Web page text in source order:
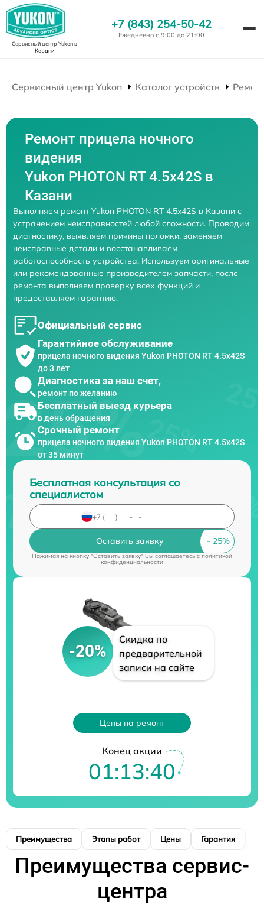
Сервисный центр Yukonв
Казани
+7 (843) 254-50-42
Ежедневно с 9:00 до 21:00
Сервисный центр Yukon Каталог устройств
Ремонт прицела ночного
видения
Yukon PHOTON RT 4.5x42S в
Казани
Выполняем ремонт Yukon PHOTON RT 4.5x42S в Казани с
устранением неисправностей любой сложности. Проводим
диагностику, выявляем причины поломки, заменяем
неисправные детали и восстанавливаем
работоспособность устройства. Используем оригинальные
или рекомендованные производителем запчасти, после
ремонта выполняем проверку всех функций и
предоставляем гарантию.
Официальный сервис
Гарантийное обслуживание
прицела ночного видения Yukon PHOTON RT 4.5x42S
до 3 лет
Диагностика за наш счет,
ремонт по желанию
Бесплатный выезд курьера
в день обращения
Срочный ремонт
прицела ночного видения Yukon PHOTON RT 4.5x42S
от 35 минут
Бесплатная консультация со
специалистом
Оставить заявку
Нажимая на кнопку "Оставить заявку" Вы соглашаетесь cполитикой
конфиденциальности
-20%
Скидка по
предварительной
записи на сайте
Цены на ремонт
Конец акции
01:13:39
Преимущества Этапы работ Цены Гарантия
Преимущества сервис-
центра